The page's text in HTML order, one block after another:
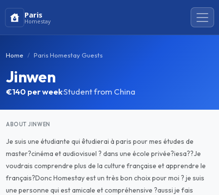
Paris
Homestay
Home Paris Homestay Guests
Jinwen
€140 per week·Student from China
ABOUT JINWEN
Je suis une étudiante qui êtudierai à paris pour mes études de
master?cinéma et audiovisuel ? dans une école privée?iesa??Je
voudrais comprendre plus de la culture française et apprendre le
français?Donc Homestay est un très bon choix pour moi ? je suis
une personne qui est amicale et compréhensive ?aussi je fais